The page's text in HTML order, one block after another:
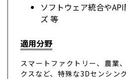
ソフトウェア統合や
ズ 等
適用分野
スマートファクトリー、農業
クスなど、特殊な3Dセンシン